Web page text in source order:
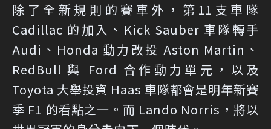
除了全新規則的賽車外，第11支車隊
Cadillac 的加入、Kick Sauber 車隊轉手
Audi、Honda 動力改投 Aston Martin、
RedBull 與 Ford 合作動力單元，以及
Toyota 大舉投資 Haas 車隊都會是明年新賽
季 F1 的看點之一。而 Lando Norris，將以